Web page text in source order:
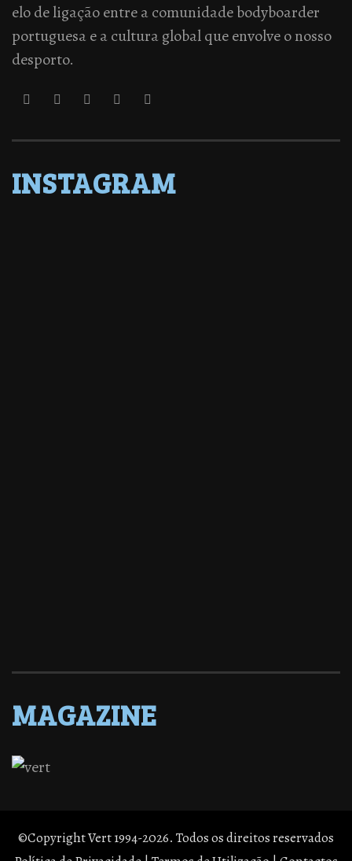
elo de ligação entre a comunidade bodyboarder
portuguesa e a cultura global que envolve o nosso
desporto.
INSTAGRAM
MAGAZINE
©Copyright Vert 1994-2026. Todos os direitos reservados